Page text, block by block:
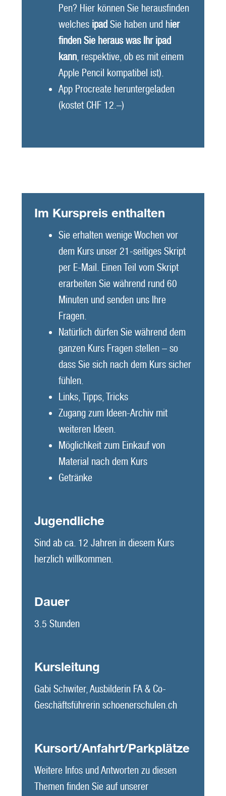
Pen? Hier können Sie herausfinden
welches ipadSie haben und hier
finden Sie heraus was Ihr ipad
kann, respektive, ob es mit einem
Apple Pencil kompatibel ist).
App Procreate heruntergeladen
(kostet CHF 12.–)
Im Kurspreis enthalten
Sie erhalten wenige Wochen vor
dem Kurs unser 21-seitiges Skript
per E-Mail. Einen Teil vom Skript
erarbeiten Sie während rund 60
Minuten und senden uns Ihre
Fragen.
Natürlich dürfen Sie während dem
ganzen Kurs Fragen stellen – so
dass Sie sich nach dem Kurs sicher
fühlen.
Links, Tipps, Tricks
Zugang zum Ideen-Archiv mit
weiteren Ideen.
Möglichkeit zum Einkauf von
Material nach dem Kurs
Getränke
Jugendliche
Sind ab ca. 12 Jahren in diesem Kurs
herzlich willkommen.
Dauer
3.5 Stunden
Kursleitung
Gabi Schwiter, Ausbilderin FA & Co-
Geschäftsführerin schoenerschulen.ch
Kursort/Anfahrt/Parkplätze
Weitere Infos und Antworten zu diesen
Themen finden Sie auf unserer